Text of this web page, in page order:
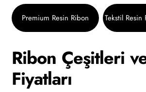
Premium Resin Ribon Tekstil Resin
Ribon Çeşitleri
Fiyatları